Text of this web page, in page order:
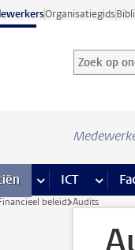
Organisatiegids
Zoek op
Zoekterm
meer Financiën
ICT meer
beleid Audits